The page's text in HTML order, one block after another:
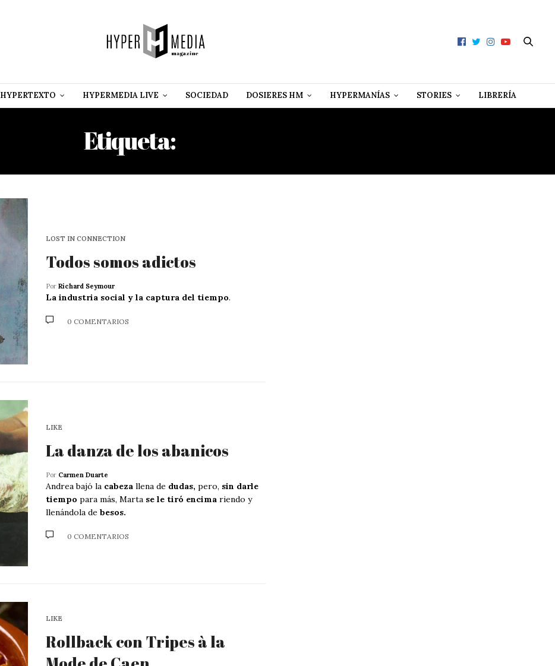
HYPERTEXTO HYPERMEDIA LIVE SOCIEDAD DOSIERES HM HYPERMANÍAS STORIES LIBRERÍA
Etiqueta:
LOST IN CONNECTION
Todos somos adictos
Por Richard Seymour
La industria social y la captura del tiempo.
0 COMENTARIOS
LIKE
La danza de los abanicos
Por Carmen Duarte
Andrea bajó la cabeza llena de dudas, pero, sin darle
tiempo para más, Marta se le tiró encima riendo y
llenándola de besos.
0 COMENTARIOS
LIKE
Rollback con Tripes à la